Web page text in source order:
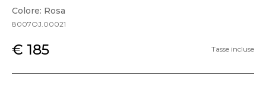
Colore: Rosa
8007OJ.00021
€ 185 Tasse incluse